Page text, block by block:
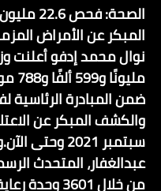
الصحة:
المبكر عن الأمراض
ضمن المبادرة الرئاسية
والكشف المبكر عن
سبتمبر 2021
عبدالغفار، المتحدث
من خلال